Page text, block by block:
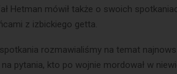
Hetman mówił także o swoich
z izbickiego getta.
rozmawialiśmy na temat
pytania, kto po wojnie mordował w